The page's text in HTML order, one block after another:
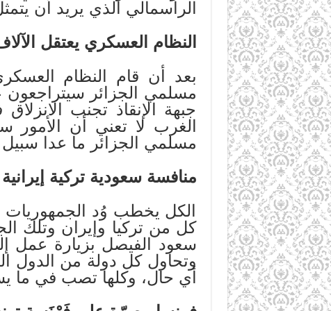
الرأسمالي الذي يريد أن
النظام العسكري يعتقل
بعد أن قام النظام
مسلمي الجزائر سيتراجعون
جبهة الإنقاذ تجنب
الغرب لا تعني أن الأمور
مسلمي الجزائر ما عدا سبيل
منافسة سعودية تركية إيرانية
الكل يخطب وُد الجمهوريات
كل من تركيا وإيران وتلك
سعود الفيصل بزيارة عمل
وتحاول كل دولة من الدول
أي حال، وكلها تصب في ما